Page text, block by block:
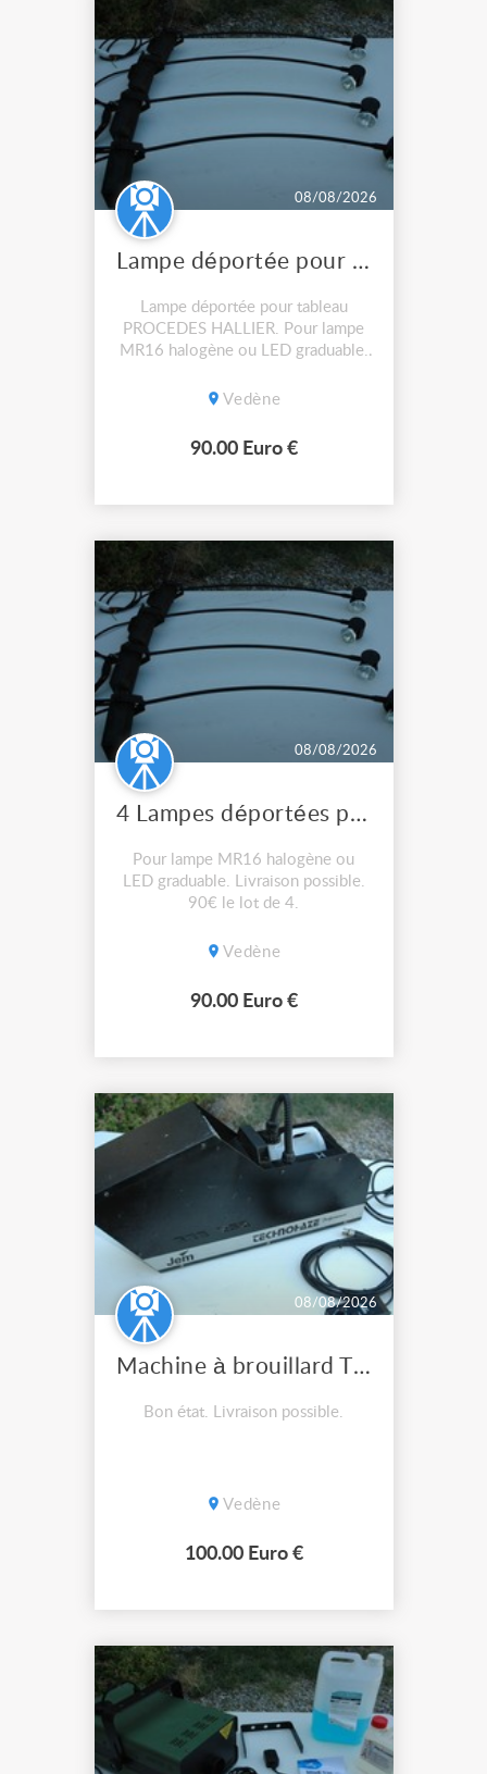
08/08/2026
Lampe déportée pour tableau PROCEDES HALLIER
Lampe déportée pour tableau
PROCEDES HALLIER. Pour lampe
MR16 halogène ou LED graduable.
Vedène
90.00 Euro €
08/08/2026
4 Lampes déportées pour tableau
Pour lampe MR16 halogène ou
LED graduable. Livraison possible.
90€ le lot de 4.
Vedène
90.00 Euro €
08/08/2026
Machine à brouillard TECHNOHAZE JEM Performance
Bon état. Livraison possible.
Vedène
100.00 Euro €